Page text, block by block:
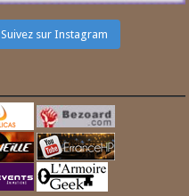
Suivez sur Instagram